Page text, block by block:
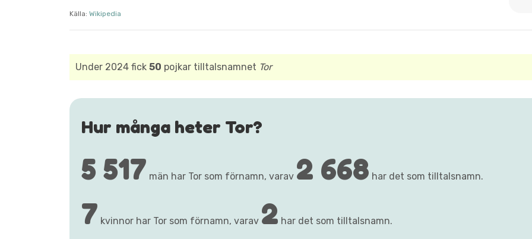
Källa: Wikipedia
Under 2024 fick 50 pojkar tilltalsnamnet Tor
Hur många heter Tor?
5 517 män har Tor som förnamn, varav 2 668 har det som tilltalsnamn.
7 kvinnor har Tor som förnamn, varav 2 har det som tilltalsnamn.